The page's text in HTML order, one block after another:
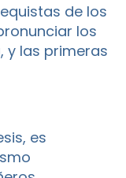
de los
los
y las primeras
es